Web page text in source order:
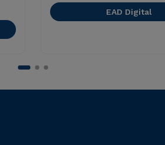
EAD Digital